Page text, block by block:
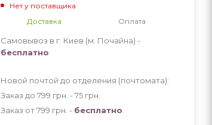
Нет у поставщика
Доставка
Оплата
Самовывоз в г. Киев (м. Почайна) -
бесплатно
Новой почтой до отделения (почтомата):
Заказ до 799 грн. - 75 грн
Заказ от 799 грн. - бесплатно